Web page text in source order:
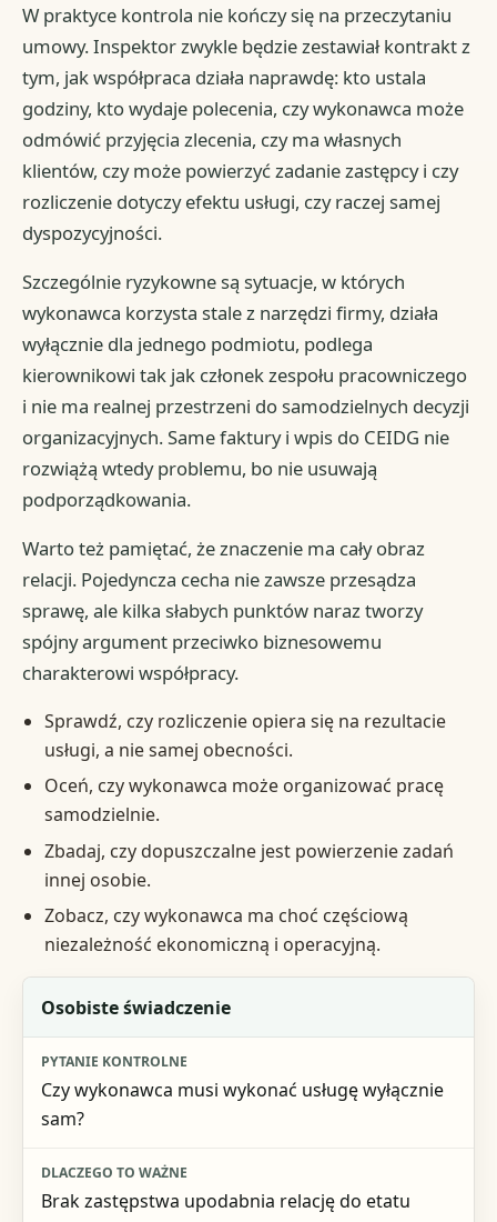
W praktyce kontrola nie kończy się na przeczytaniu
umowy. Inspektor zwykle będzie zestawiał kontrakt z
tym, jak współpraca działa naprawdę: kto ustala
godziny, kto wydaje polecenia, czy wykonawca może
odmówić przyjęcia zlecenia, czy ma własnych
klientów, czy może powierzyć zadanie zastępcy i czy
rozliczenie dotyczy efektu usługi, czy raczej samej
dyspozycyjności.
Szczególnie ryzykowne są sytuacje, w których
wykonawca korzysta stale z narzędzi firmy, działa
wyłącznie dla jednego podmiotu, podlega
kierownikowi tak jak członek zespołu pracowniczego
i nie ma realnej przestrzeni do samodzielnych decyzji
organizacyjnych. Same faktury i wpis do CEIDG nie
rozwiążą wtedy problemu, bo nie usuwają
podporządkowania.
Warto też pamiętać, że znaczenie ma cały obraz
relacji. Pojedyncza cecha nie zawsze przesądza
sprawę, ale kilka słabych punktów naraz tworzy
spójny argument przeciwko biznesowemu
charakterowi współpracy.
Sprawdź, czy rozliczenie opiera się na rezultacie
usługi, a nie samej obecności.
Oceń, czy wykonawca może organizować pracę
samodzielnie.
Zbadaj, czy dopuszczalne jest powierzenie zadań
innej osobie.
Zobacz, czy wykonawca ma choć częściową
niezależność ekonomiczną i operacyjną.
Obszar oceny
Pytanie kontrolne
Dlaczego to ważne
Osobiste świadczenie
Czy wykonawca musi wykonać usługę wyłącznie
sam?
Brak zastępstwa upodabnia relację do etatu